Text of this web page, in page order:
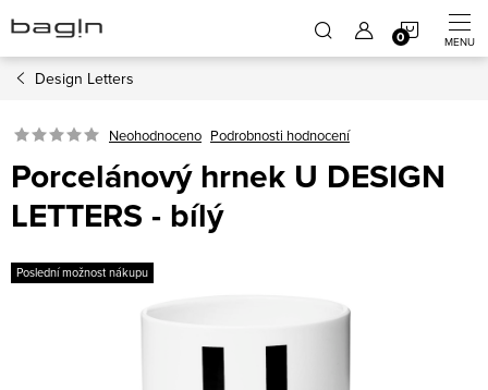
na
obsah
Design Letters
Neohodnoceno Podrobnosti hodnocení
Porcelánový hrnek U DESIGN
LETTERS - bílý
Poslední možnost nákupu